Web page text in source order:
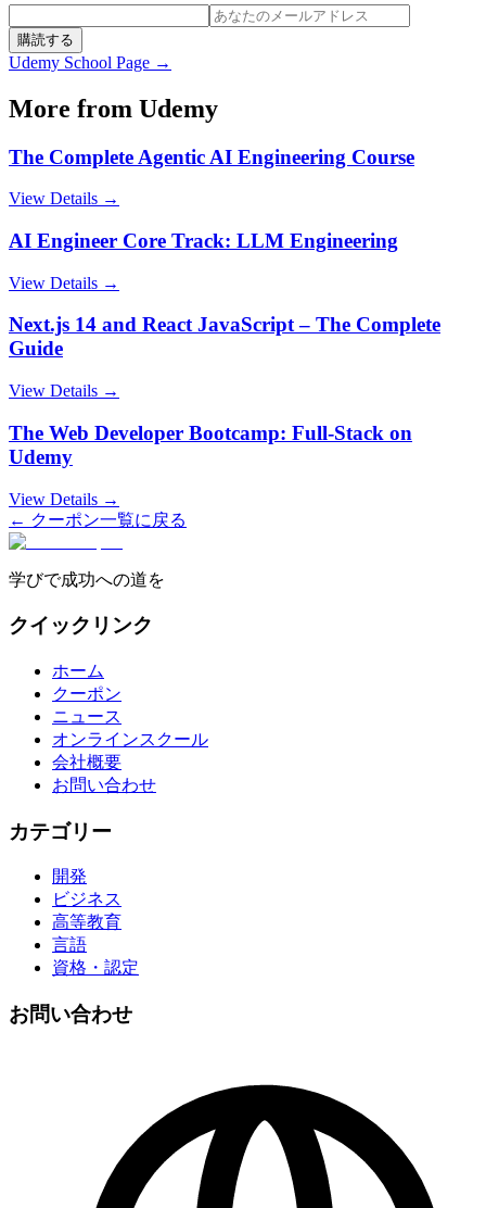
購読する
Udemy School Page →
More from Udemy
The Complete Agentic AI Engineering Course
View Details →
AI Engineer Core Track: LLM Engineering
View Details →
Next.js 14 and React JavaScript – The Complete
Guide
View Details →
The Web Developer Bootcamp: Full-Stack on
Udemy
View Details →
← クーポン一覧に戻る
学びで成功への道を
クイックリンク
ホーム
クーポン
ニュース
オンラインスクール
会社概要
お問い合わせ
カテゴリー
開発
ビジネス
高等教育
言語
資格・認定
お問い合わせ